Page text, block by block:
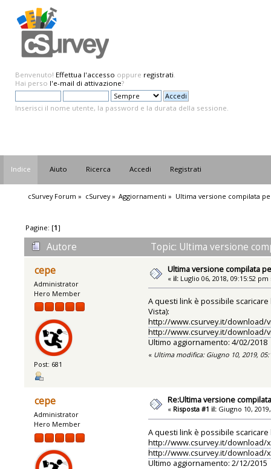
Benvenuto! Effettua l'accesso oppure registrati.
Hai perso l'e-mail di attivazione?
Inserisci il nome utente, la password e la durata della sessione.
Indice Aiuto Ricerca Accedi Registrati
cSurvey Forum » cSurvey» Aggiornamenti » Ultima versione compilata
Pagine: [1]
Autore
Topic: Ultima versione
cepe
Administrator
Hero Member
Post: 681
Ultima versione compilata
« il: Luglio 06, 2018, 09:15:52 pm
A questi link è possibile
Vista):
http://www.csurvey.it/download/
http://www.csurvey.it/download/
Ultimo aggiornamento: 4/02/2018
« Ultima modifica: Giugno 10, 2019,
cepe
Administrator
Hero Member
Re:Ultima versione
« Risposta #1 il: Giugno 10,
A questi link è possibile
http://www.csurvey.it/download/
http://www.csurvey.it/download/
Ultimo aggiornamento: 2/12/2015